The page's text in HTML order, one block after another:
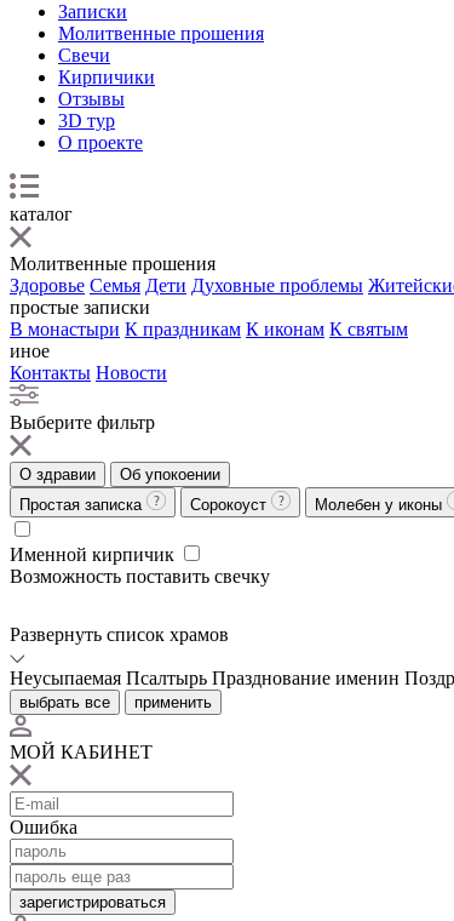
Записки
Молитвенные прошения
Свечи
Кирпичики
Отзывы
3D тур
О проекте
каталог
Молитвенные прошения
Здоровье Семья Дети Духовные проблемы
простые записки
В монастыри К праздникам К иконам К святым
иное
Контакты Новости
Выберите фильтр
О здравии
Об упокоении
Простая записка
Сорокоуст Молебен у иконы
Именной кирпичик
Возможность поставить свечку
Развернуть список храмов
Неусыпаемая Псалтырь Празднование именин
выбрать все применить
МОЙ КАБИНЕТ
Ошибка
зарегистрироваться